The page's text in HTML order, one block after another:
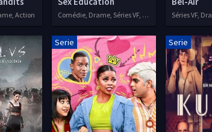
Action Comédie, Drame, Séries VF, 2019 Séries VF,
Serie Serie